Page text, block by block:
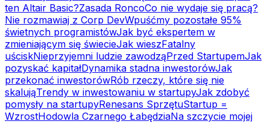
ten Altair Basic?Zasada RoncoCo nie wydaje się pracą?
Nie rozmawiaj z Corp DevWpuśćmy pozostałe 95%
świetnych programistówJak być ekspertem w
zmieniającym się świecieJak wieszFatalny
uściskNieprzyjemni ludzie zawodząPrzed StartupemJak
pozyskać kapitałDynamika stadna inwestorówJak
przekonać inwestorówRób rzeczy, które się nie
skalująTrendy w inwestowaniu w startupyJak zdobyć
pomysły na startupyRenesans SprzętuStartup =
WzrostHodowla Czarnego ŁabędziaNa szczycie mojej